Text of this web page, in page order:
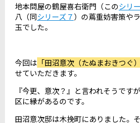
地本問屋の鶴屋喜右衛門（このシリ
八（同シリーズ７）の蔦重妨害策や
玉でした。
今回は 「田沼意次（たぬまおきつぐ）
せていただきます。
『今更、意次？』と言われそうです
区に縁があるのです。
田沼意次邸は木挽町にありました。